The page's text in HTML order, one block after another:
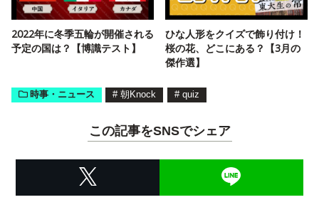
2022年に冬季五輪が開催される
予定の国は？【博識テスト】
ひな人形をクイズで飾り付け！
桜の花、どこにある？【3月の
傑作選】
時事・ニュース # 朝Knock # quiz
この記事をSNSでシェア